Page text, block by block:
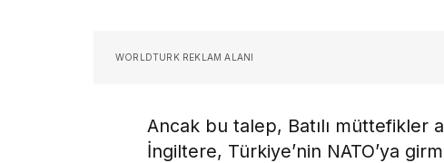
WORLDTURK REKLAM ALANI
Ancak bu talep, Batılı müttefikler
İngiltere, Türkiye’nin NATO’ya